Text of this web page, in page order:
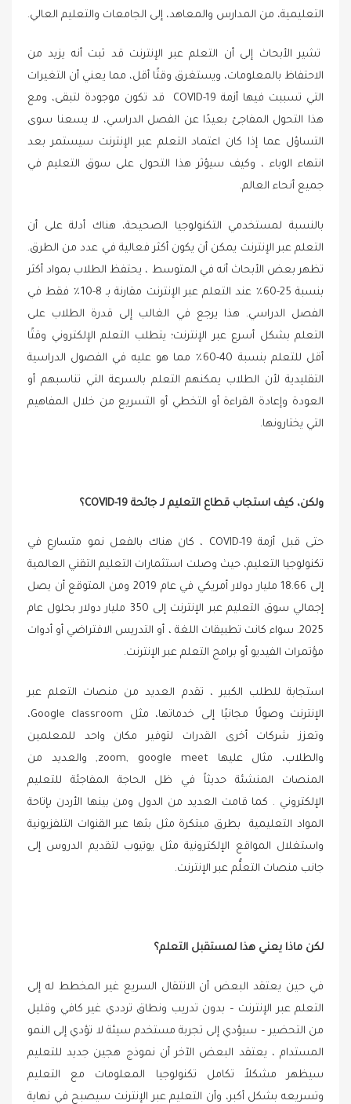
التعليمية، من المدارس والمعاهد، إلى الجامعات والتعليم العالي.
تشير الأبحاث إلى أن التعلم عبر الإنترنت قد ثبت أنه يزيد من
الاحتفاظ بالمعلومات، ويستغرق وقتًا أقل، مما يعني أن التغيرات
التي تسببت فيها أزمة COVID-19 قد تكون موجودة لتبقى، ومع
هذا التحول المفاجئ بعيدًا عن الفصل الدراسي، لا يسعنا سوى
التساؤل عما إذا كان اعتماد التعلم عبر الإنترنت سيستمر بعد
انتهاء الوباء ، وكيف سيؤثر هذا التحول على سوق التعليم في
جميع أنحاء العالم.
بالنسبة لمستخدمي التكنولوجيا الصحيحة، هناك أدلة على أن
التعلم عبر الإنترنت يمكن أن يكون أكثر فعالية في عدد من الطرق.
تظهر بعض الأبحاث أنه في المتوسط ​​، يحتفظ الطلاب بمواد أكثر
بنسبة 25-60٪ عند التعلم عبر الإنترنت مقارنة بـ 8-10٪ فقط في
الفصل الدراسي. هذا يرجع في الغالب إلى قدرة الطلاب على
التعلم بشكل أسرع عبر الإنترنت؛ يتطلب التعلم الإلكتروني وقتًا
أقل للتعلم بنسبة 40-60٪ مما هو عليه في الفصول الدراسية
التقليدية لأن الطلاب يمكنهم التعلم بالسرعة التي تناسبهم أو
العودة وإعادة القراءة أو التخطي أو التسريع من خلال المفاهيم
التي يختارونها.
ولكن، كيف استجاب قطاع التعليم لـ جائحة COVID-19؟
حتى قبل أزمة COVID-19 ، كان هناك بالفعل نمو متسارع في
تكنولوجيا التعليم، حيث وصلت استثمارات التعليم التقني العالمية
إلى 18.66 مليار دولار أمريكي في عام 2019 ومن المتوقع أن يصل
إجمالي سوق التعليم عبر الإنترنت إلى 350 مليار دولار بحلول عام
2025. سواء كانت تطبيقات اللغة ، أو التدريس الافتراضي أو أدوات
مؤتمرات الفيديو أو برامج التعلم عبر الإنترنت.
استجابة للطلب الكبير ، تقدم العديد من منصات التعلم عبر
الإنترنت وصولًا مجانيًا إلى خدماتها، مثل Google classroom،
وتعزز شركات أخرى القدرات لتوفير مكان واحد للمعلمين
والطلاب، مثال عليها zoom, google meet, والعديد من
المنصات المنشئة حديثاً في ظل الحاجة المفاجئة للتعليم
الإلكتروني . كما قامت العديد من الدول ومن بينها الأردن بإتاحة
المواد التعليمية بطرق مبتكرة مثل بثها عبر القنوات التلفزيونية
واستغلال المواقع الإلكترونية مثل يوتيوب لتقديم الدروس إلى
جانب منصات التعلُّم عبر الإنترنت.
لكن ماذا يعني هذا لمستقبل التعلم؟
في حين يعتقد البعض أن الانتقال السريع غير المخطط له إلى
التعلم عبر الإنترنت – بدون تدريب ونطاق ترددي غير كافي وقليل
من التحضير – سيؤدي إلى تجربة مستخدم سيئة لا تؤدي إلى النمو
المستدام ، يعتقد البعض الآخر أن نموذج هجين جديد للتعليم
سيظهر مشكلاً تكامل تكنولوجيا المعلومات مع التعليم
وتسريعه بشكل أكبر، وأن التعليم عبر الإنترنت سيصبح في نهاية